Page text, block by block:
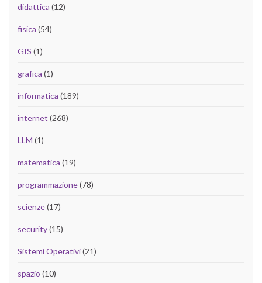
didattica (12)
fisica (54)
GIS (1)
grafica (1)
informatica (189)
internet (268)
LLM (1)
matematica (19)
programmazione(78)
scienze(17)
security(15)
Sistemi Operativi(21)
spazio (10)